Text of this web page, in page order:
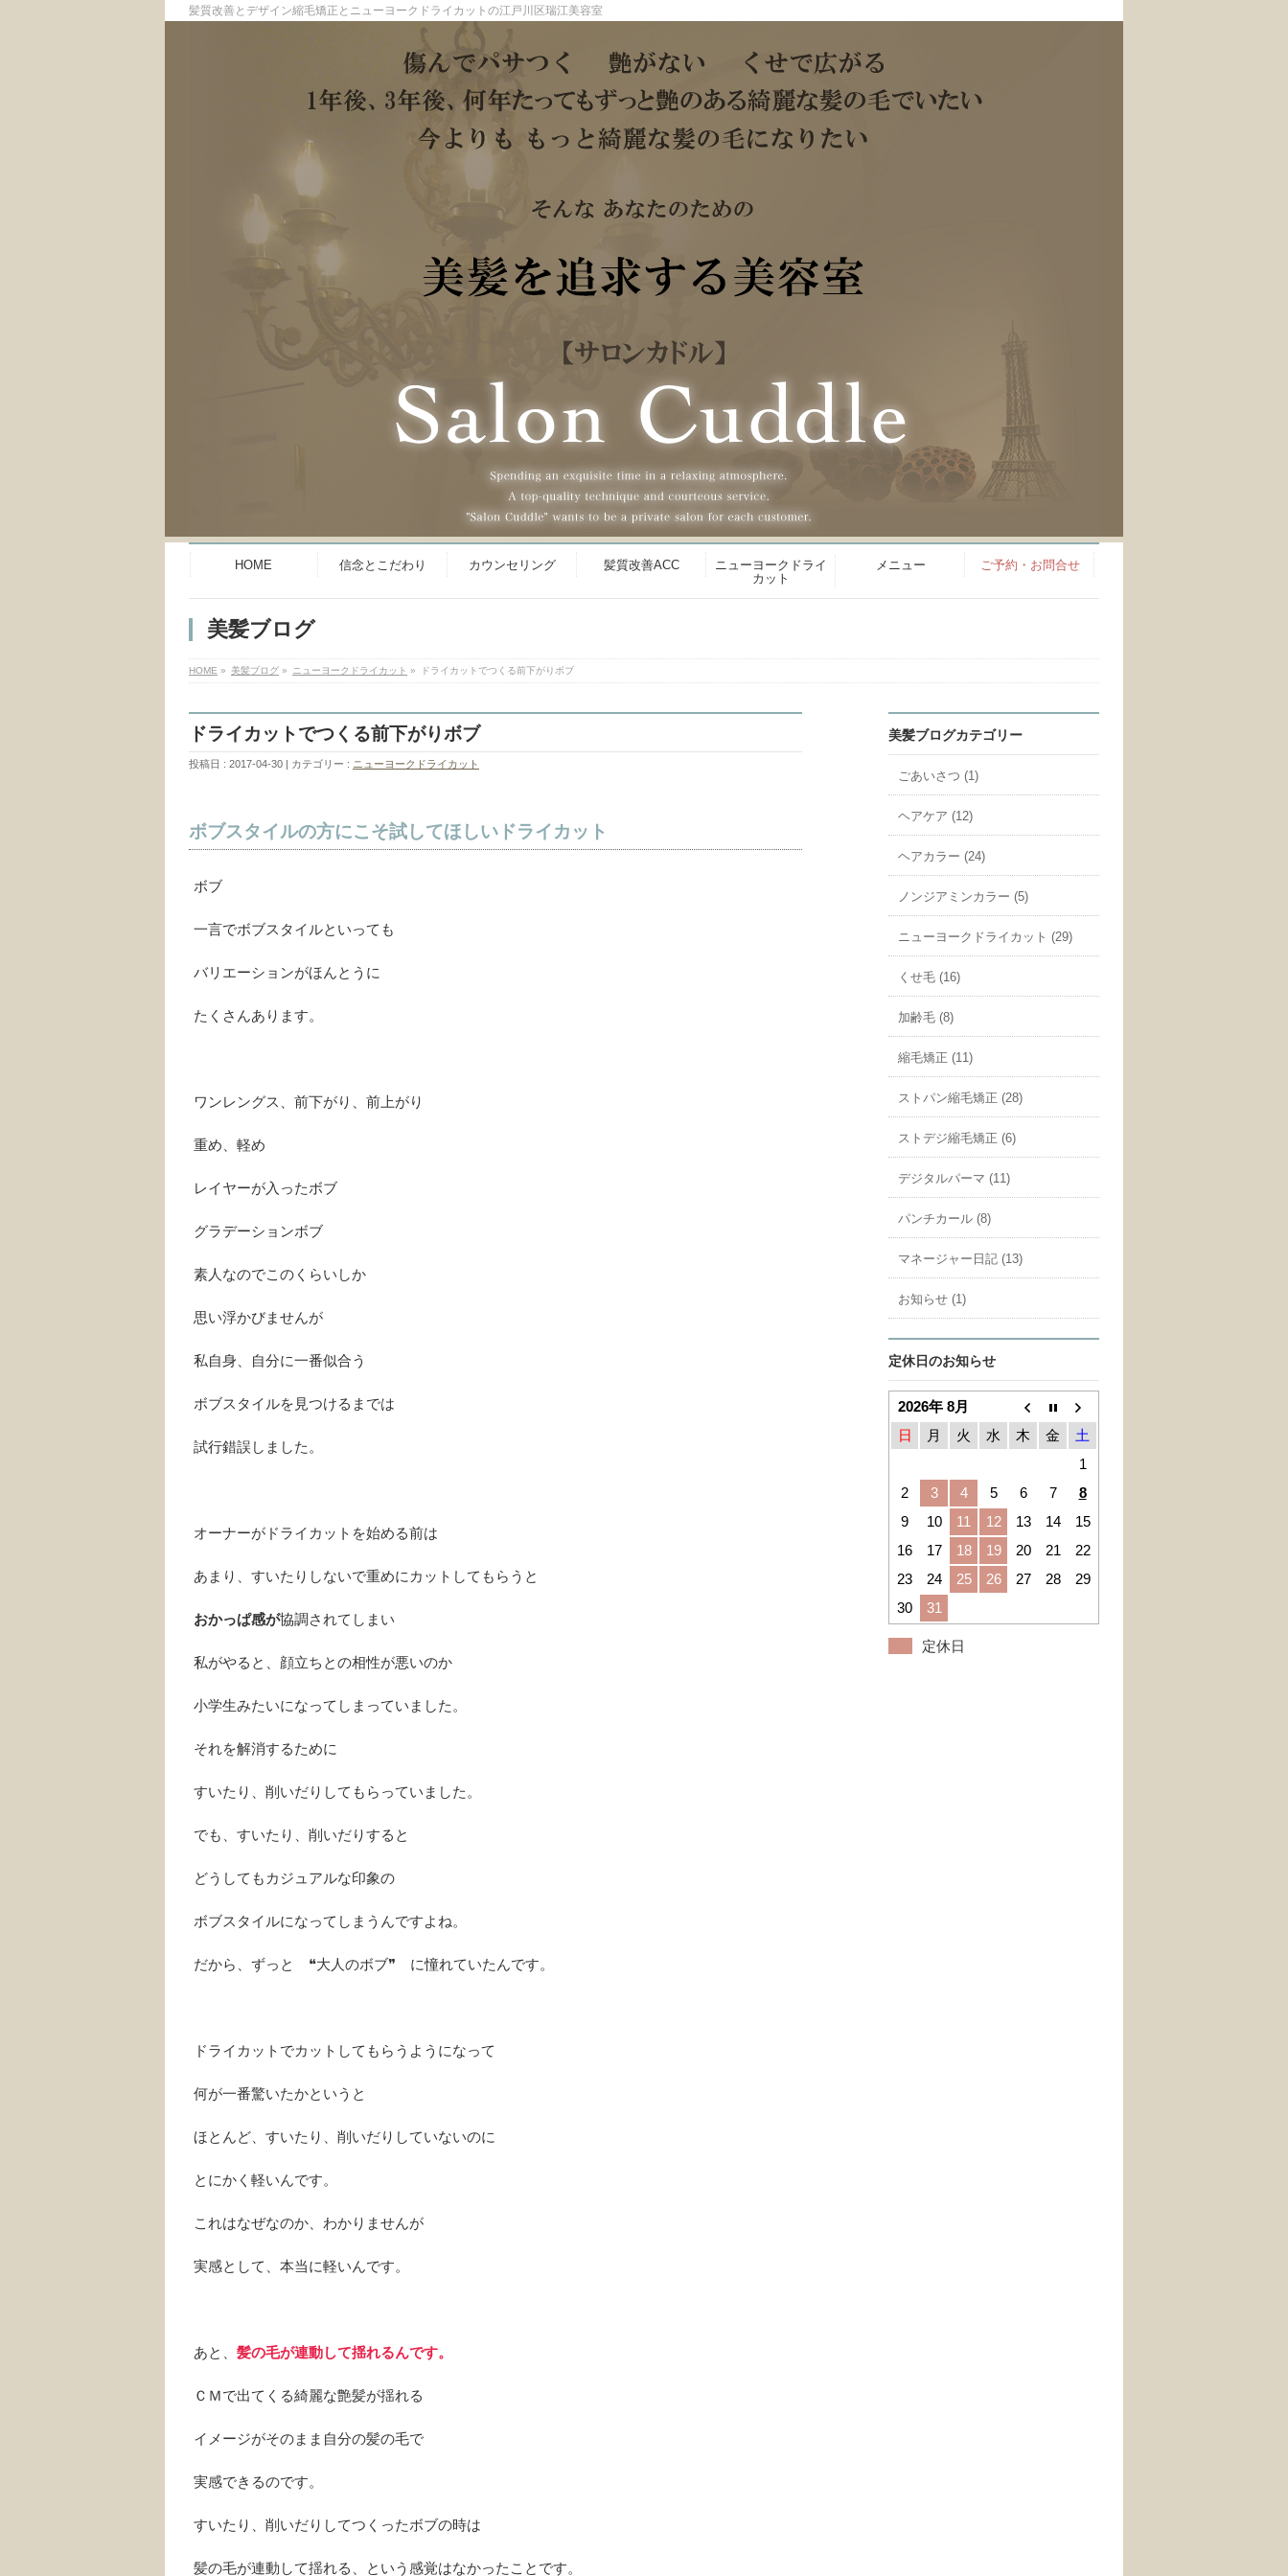
髪質改善とデザイン縮毛矯正とニューヨークドライカットの江戸川区瑞江美容室
HOME 信念とこだわり カウンセリング 髪質改善ACC
ニューヨークドライ
カット
メニュー ご予約・お問合せ
美髪ブログ
HOME » 美髪ブログ » ニューヨークドライカット » ドライカットでつくる前下がりボブ
ドライカットでつくる前下がりボブ
投稿日 : 2017-04-30 カテゴリー : ニューヨークドライカット
ボブスタイルの方にこそ試してほしいドライカット
ボブ
一言でボブスタイルといっても
バリエーションがほんとうに
たくさんあります。
ワンレングス、前下がり、前上がり
重め、軽め
レイヤーが入ったボブ
グラデーションボブ
素人なのでこのくらいしか
思い浮かびませんが
私自身、自分に一番似合う
ボブスタイルを見つけるまでは
試行錯誤しました。
オーナーがドライカットを始める前は
あまり、すいたりしないで重めにカットしてもらうと
おかっぱ感が協調されてしまい
私がやると、顔立ちとの相性が悪いのか
小学生みたいになってしまっていました。
それを解消するために
すいたり、削いだりしてもらっていました。
でも、すいたり、削いだりすると
どうしてもカジュアルな印象の
ボブスタイルになってしまうんですよね。
だから、ずっと ❝大人のボブ❞ に憧れていたんです。
ドライカットでカットしてもらうようになって
何が一番驚いたかというと
ほとんど、すいたり、削いだりしていないのに
とにかく軽いんです。
これはなぜなのか、わかりませんが
実感として、本当に軽いんです。
あと、 髪の毛が連動して揺れるんです。
ＣＭで出てくる綺麗な艶髪が揺れる
イメージがそのまま自分の髪の毛で
実感できるのです。
すいたり、削いだりしてつくったボブの時は
髪の毛が連動して揺れる、という感覚はなかったことです。
美髪ブログカテゴリー
ごあいさつ (1)
ヘアケア (12)
ヘアカラー (24)
ノンジアミンカラー (5)
ニューヨークドライカット (29)
くせ毛 (16)
加齢毛 (8)
縮毛矯正 (11)
ストパン縮毛矯正 (28)
ストデジ縮毛矯正 (6)
デジタルパーマ (11)
パンチカール (8)
マネージャー日記 (13)
お知らせ (1)
定休日のお知らせ
2026年 8月
日
月 火 水 木 金
土
1
2
3 4 5 6 7
8
9
10 11 12 13 14
15
16
17 18 19 20 21
22
23
24 25 26 27 28
29
30
31
定休日